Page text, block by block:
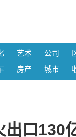
艺术 公司
房产 城市
出口130